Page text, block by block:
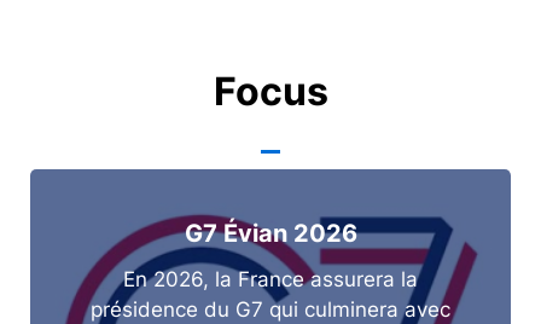
Focus
G7 Évian 2026
En 2026, la France assurera la
présidence du G7 qui culminera avec